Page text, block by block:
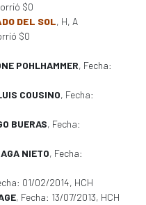
$0
DEL SOL, H, A
$0
POHLHAMMER, Fecha:
COUSINO, Fecha:
BUERAS, Fecha:
NIETO, Fecha:
01/02/2014, HCH
, Fecha: 13/07/2013, HCH